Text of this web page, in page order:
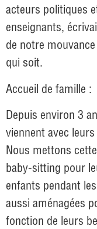
acteurs politiques
enseignants,
de notre
qui soit.
Accueil de famille :
Depuis environ 3
viennent avec
Nous mettons
baby-sitting pour
enfants pendant
aussi aménagées
fonction de leurs